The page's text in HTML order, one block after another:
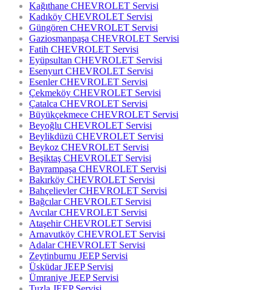
Kağıthane CHEVROLET Servisi
Kadıköy CHEVROLET Servisi
Güngören CHEVROLET Servisi
Gaziosmanpaşa CHEVROLET Servisi
Fatih CHEVROLET Servisi
Eyüpsultan CHEVROLET Servisi
Esenyurt CHEVROLET Servisi
Esenler CHEVROLET Servisi
Çekmeköy CHEVROLET Servisi
Çatalca CHEVROLET Servisi
Büyükçekmece CHEVROLET Servisi
Beyoğlu CHEVROLET Servisi
Beylikdüzü CHEVROLET Servisi
Beykoz CHEVROLET Servisi
Beşiktaş CHEVROLET Servisi
Bayrampaşa CHEVROLET Servisi
Bakırköy CHEVROLET Servisi
Bahçelievler CHEVROLET Servisi
Bağcılar CHEVROLET Servisi
Avcılar CHEVROLET Servisi
Ataşehir CHEVROLET Servisi
Arnavutköy CHEVROLET Servisi
Adalar CHEVROLET Servisi
Zeytinburnu JEEP Servisi
Üsküdar JEEP Servisi
Ümraniye JEEP Servisi